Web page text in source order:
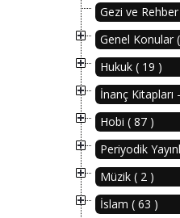
Gezi ve
Genel Konular
Hukuk ( 19 )
İnanç
Hobi ( 87 )
Periyodik
Müzik ( 2 )
İslam ( 63 )